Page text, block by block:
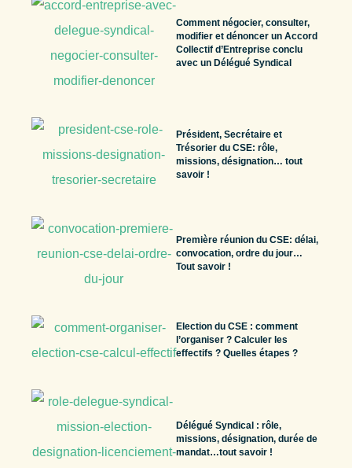
Comment négocier, consulter,
modifier et dénoncer un Accord
Collectif d’Entreprise conclu
avec un Délégué Syndical
Président, Secrétaire et
Trésorier du CSE: rôle,
missions, désignation… tout
savoir !
Première réunion du CSE: délai,
convocation, ordre du jour…
Tout savoir !
Election du CSE : comment
l’organiser ? Calculer les
effectifs ? Quelles étapes ?
Délégué Syndical : rôle,
missions, désignation, durée de
mandat…tout savoir !